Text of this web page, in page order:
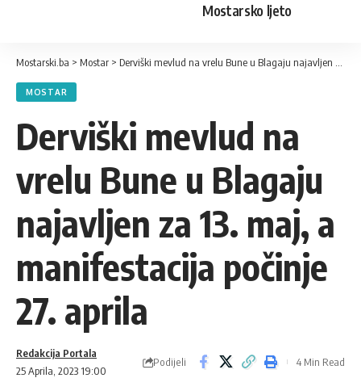
Mostarsko ljeto
Mostarski.ba > Mostar > Derviški mevlud na vrelu Bune u Blagaju najavljen za 13. maj, a manifestacija počinje 27. aprila
MOSTAR
Derviški mevlud na
vrelu Bune u Blagaju
najavljen za 13. maj, a
manifestacija počinje
27. aprila
25 Aprila, 2023 19:00
Redakcija Portala
Podijeli 4 Min Read